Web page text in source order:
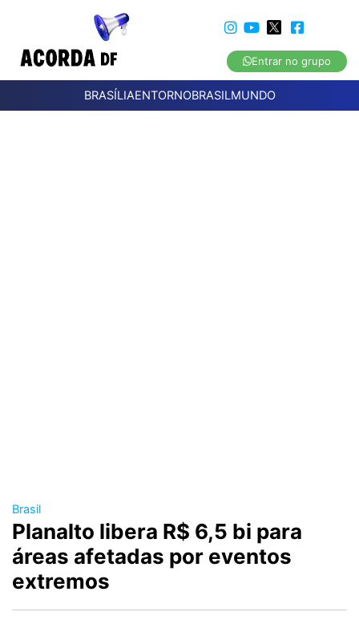
Entrar no grupo
BRASÍLIAENTORNOBRASILMUNDO
Brasil
Planalto libera R$ 6,5 bi para
áreas afetadas por eventos
extremos